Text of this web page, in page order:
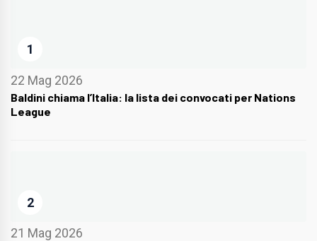
1
22 Mag 2026
Baldini chiama l’Italia: la lista dei convocati per Nations
League
2
21 Mag 2026